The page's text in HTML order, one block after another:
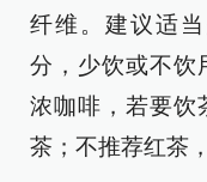
纤维。建议适
分，少饮或不饮
浓咖啡，若要饮
茶；不推荐红茶